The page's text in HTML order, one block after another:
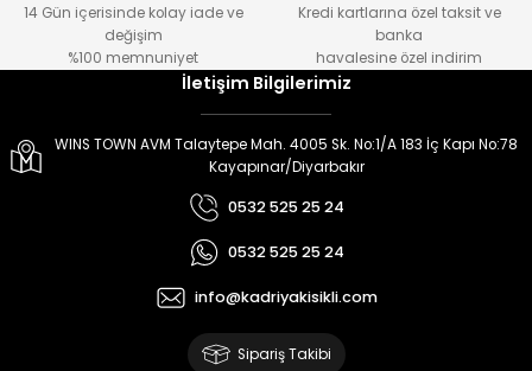
14 Gün içerisinde kolay iade ve
değişim
%100 memnuniyet
Kredi kartlarına özel taksit ve
banka
havalesine özel indirim
İletişim Bilgilerimiz
WINS TOWN AVM Talaytepe Mah. 4005 Sk. No:1/A 183 İç Kapı No:78
Kayapınar/Diyarbakır
0532 525 25 24
0532 525 25 24
info@kadriyakisikli.com
Sipariş Takibi